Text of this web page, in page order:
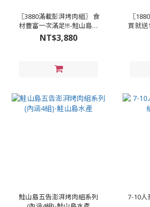
〖3880滿載彭湃烤肉組〗 食
材豐富一次滿足!!!-鮭山島水
產
NT$3,880
〖
買就送
鮭山島五告澎湃烤肉組系列
7-10人